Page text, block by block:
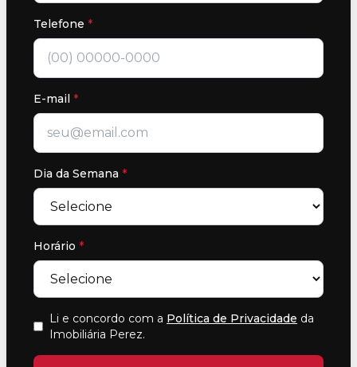
Telefone *
E-mail *
Dia da Semana *
Horário *
Li e concordo com a Política de Privacidade da
Imobiliária Perez.